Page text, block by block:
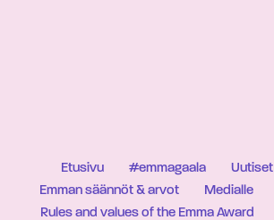
Etusivu #emmagaala Uutiset
Emman säännöt & arvot
Medialle
Rules and values of the Emma Award